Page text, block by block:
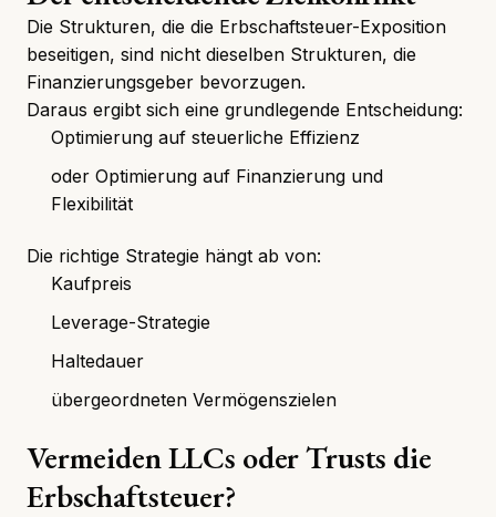
Die Strukturen, die die Erbschaftsteuer-Exposition
beseitigen, sind nicht dieselben Strukturen, die
Finanzierungsgeber bevorzugen.
Daraus ergibt sich eine grundlegende Entscheidung:
Optimierung auf steuerliche Effizienz
oder Optimierung auf Finanzierung und
Flexibilität
Die richtige Strategie hängt ab von:
Kaufpreis
Leverage-Strategie
Haltedauer
übergeordneten Vermögenszielen
Vermeiden LLCs oder Trusts die
Erbschaftsteuer?